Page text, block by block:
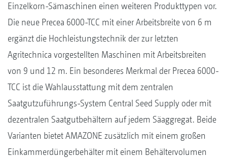
Einzelkorn-Sämaschinen einen weiteren Produkttypen vor.
Die neue Precea 6000-TCC mit einer Arbeitsbreite von 6 m
ergänzt die Hochleistungstechnik der zur letzten
Agritechnica vorgestellten Maschinen mit Arbeitsbreiten
von 9 und 12 m. Ein besonderes Merkmal der Precea 6000-
TCC ist die Wahlausstattung mit dem zentralen
Saatgutzuführungs-System Central Seed Supply oder mit
dezentralen Saatgutbehältern auf jedem Säaggregat. Beide
Varianten bietet AMAZONE zusätzlich mit einem großen
Einkammerdüngerbehälter mit einem Behältervolumen